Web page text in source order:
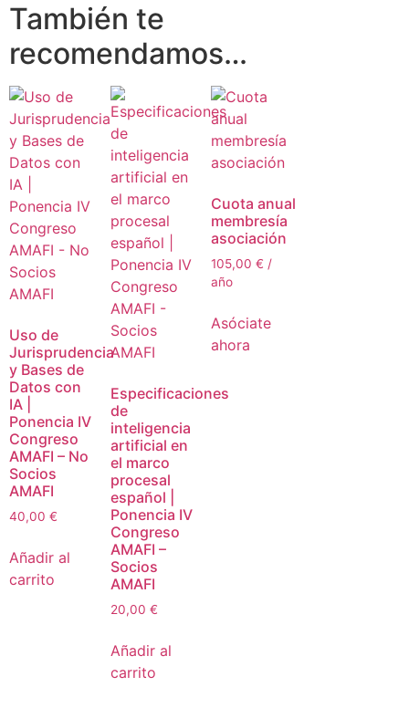
También te
recomendamos…
Uso de
Jurisprudencia
y Bases de
Datos con
IA |
Ponencia IV
Congreso
AMAFI – No
Socios
AMAFI
40,00 €
Añadir al
carrito
Especificaciones
de
inteligencia
artificial en
el marco
procesal
español |
Ponencia IV
Congreso
AMAFI –
Socios
AMAFI
20,00 €
Añadir al
carrito
Cuota anual
membresía
asociación
105,00€ /
año
Asóciate
ahora